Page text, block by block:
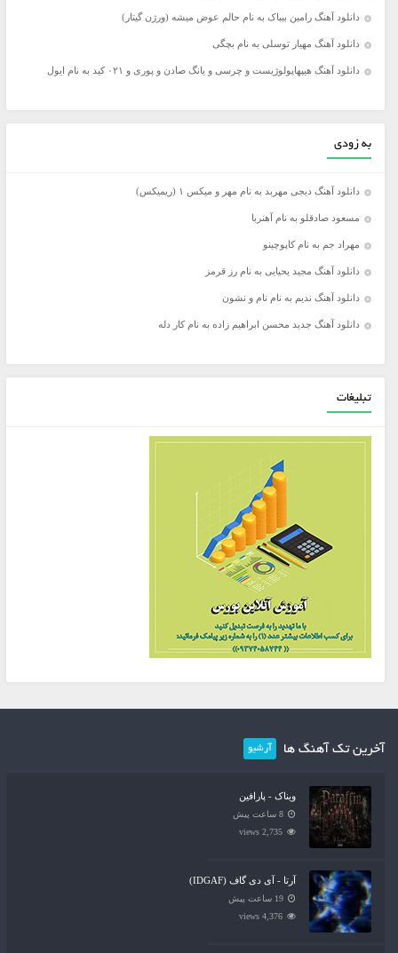
دانلود آهنگ رامین بیباک به نام حالم عوض میشه (ورژن گیتار)
دانلود آهنگ مهیار توسلی به نام بچگی
دانلود آهنگ هیپهاپولوژیست و چرسی و یانگ صادن و پوری و ۰۲۱ کید به نام ایول
به زودی
دانلود آهنگ دیجی مهربد به نام مهر و میکس ۱ (ریمیکس)
مسعود صادقلو به نام آهنربا
مهراد جم به نام کاپوچینو
دانلود آهنگ مجید یحیایی به نام رز قرمز
دانلود آهنگ ندیم به نام نام و نشون
دانلود آهنگ جدید محسن ابراهیم زاده به نام کار دله
تبلیغات
آخرین تک آهنگ ها آرشیو
ویناک - پارافین
8 ساعت پیش
2,735 views
آرتا - آی دی گاف (IDGAF)
19 ساعت پیش
4,376 views